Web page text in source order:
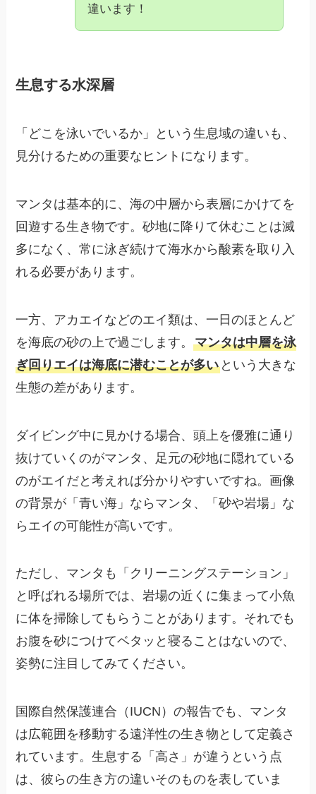
違います！
生息する水深層
「どこを泳いでいるか」という生息域の違いも、
見分けるための重要なヒントになります。
マンタは基本的に、海の中層から表層にかけてを
回遊する生き物です。砂地に降りて休むことは滅
多になく、常に泳ぎ続けて海水から酸素を取り入
れる必要があります。
一方、アカエイなどのエイ類は、一日のほとんど
を海底の砂の上で過ごします。マンタは中層を泳
ぎ回りエイは海底に潜むことが多い という大きな
生態の差があります。
ダイビング中に見かける場合、頭上を優雅に通り
抜けていくのがマンタ、足元の砂地に隠れている
のがエイだと考えれば分かりやすいですね。画像
の背景が「青い海」ならマンタ、「砂や岩場」な
らエイの可能性が高いです。
ただし、マンタも「クリーニングステーション」
と呼ばれる場所では、岩場の近くに集まって小魚
に体を掃除してもらうことがあります。それでも
お腹を砂につけてベタッと寝ることはないので、
姿勢に注目してみてください。
国際自然保護連合（IUCN）の報告でも、マンタ
は広範囲を移動する遠洋性の生き物として定義さ
れています。生息する「高さ」が違うという点
は、彼らの生き方の違いそのものを表していま